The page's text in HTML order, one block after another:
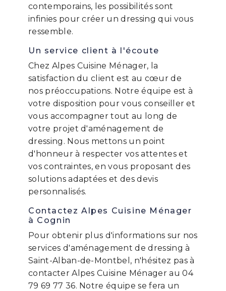
contemporains, les possibilités sont
infinies pour créer un dressing qui vous
ressemble.
Un service client à l'écoute
Chez Alpes Cuisine Ménager, la
satisfaction du client est au cœur de
nos préoccupations. Notre équipe est à
votre disposition pour vous conseiller et
vous accompagner tout au long de
votre projet d'aménagement de
dressing. Nous mettons un point
d'honneur à respecter vos attentes et
vos contraintes, en vous proposant des
solutions adaptées et des devis
personnalisés.
Contactez Alpes Cuisine Ménager
à Cognin
Pour obtenir plus d'informations sur nos
services d'aménagement de dressing à
Saint-Alban-de-Montbel, n'hésitez pas à
contacter Alpes Cuisine Ménager au 04
79 69 77 36. Notre équipe se fera un